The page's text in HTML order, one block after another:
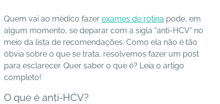
s
o
Quem vai ao médico fazer exames de rotina pode, em
algum momento, se deparar com a sigla “anti-HCV” no
meio da lista de recomendações. Como ela não é tão
óbvia sobre o que se trata, resolvemos fazer um post
para esclarecer. Quer saber o que é? Leia o artigo
completo!
O que é anti-HCV?